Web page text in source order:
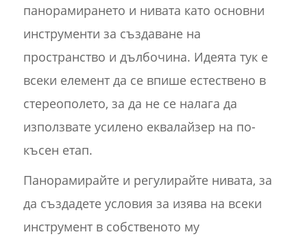
панорамирането и нивата като основни
инструменти за създаване на
пространство и дълбочина. Идеята тук е
всеки елемент да се впише естествено в
стереополето, за да не се налага да
използвате усилено еквалайзер на по-
късен етап.
Панорамирайте и регулирайте нивата, за
да създадете условия за изява на всеки
инструмент в собственото му